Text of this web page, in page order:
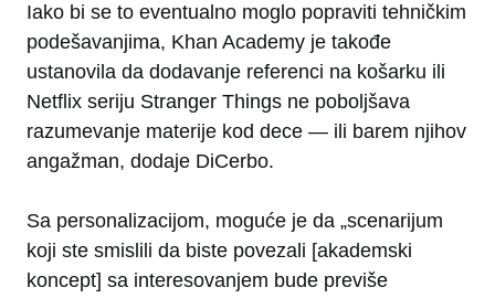
Iako bi se to eventualno moglo popraviti tehničkim
podešavanjima, Khan Academy je takođe
ustanovila da dodavanje referenci na košarku ili
Netflix seriju Stranger Things ne poboljšava
razumevanje materije kod dece — ili barem njihov
angažman, dodaje DiCerbo.
Sa personalizacijom, moguće je da „scenarijum
koji ste smislili da biste povezali [akademski
koncept] sa interesovanjem bude previše